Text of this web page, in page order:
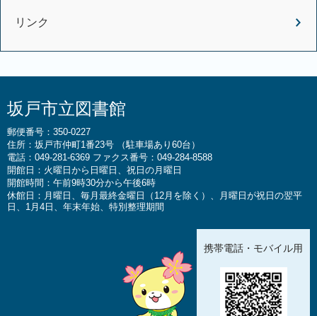
リンク
坂戸市立図書館
郵便番号：350-0227
住所：坂戸市仲町1番23号 （駐車場あり60台）
電話：049-281-6369 ファクス番号：049-284-8588
開館日：火曜日から日曜日、祝日の月曜日
開館時間：午前9時30分から午後6時
休館日：月曜日、毎月最終金曜日（12月を除く）、月曜日が祝日の翌平
日、1月4日、年末年始、特別整理期間
携帯電話・モバイル用